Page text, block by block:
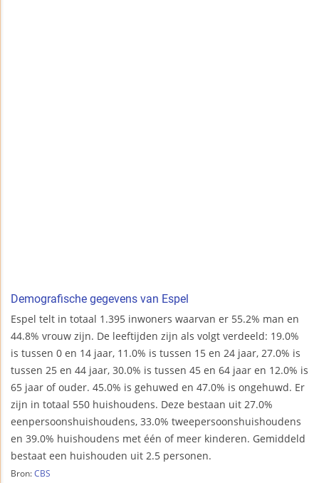
Demografische gegevens van Espel
Espel telt in totaal 1.395 inwoners waarvan er 55.2% man en
44.8% vrouw zijn. De leeftijden zijn als volgt verdeeld: 19.0%
is tussen 0 en 14 jaar, 11.0% is tussen 15 en 24 jaar, 27.0% is
tussen 25 en 44 jaar, 30.0% is tussen 45 en 64 jaar en 12.0% is
65 jaar of ouder. 45.0% is gehuwed en 47.0% is ongehuwd. Er
zijn in totaal 550 huishoudens. Deze bestaan uit 27.0%
eenpersoonshuishoudens, 33.0% tweepersoonshuishoudens
en 39.0% huishoudens met één of meer kinderen. Gemiddeld
bestaat een huishouden uit 2.5 personen.
Bron: CBS